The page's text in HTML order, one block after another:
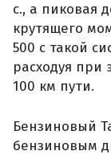
с., а пиковая
крутящего
500 с такой
расходуя при
100 км пути.
Бензиновый
бензиновым